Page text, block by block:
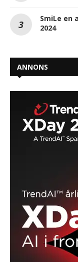
SmiLe en
2024
ANNONS